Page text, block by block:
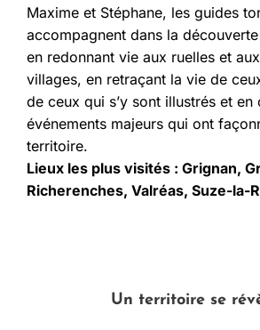
Maxime et Stéphane, les guides
accompagnent dans la
en redonnant vie aux ruelles et
villages, en retraçant la vie de
de ceux qui s’y sont illustrés et en
événements majeurs qui ont
territoire.
Lieux les plus visités : Grignan,
Richerenches, Valréas, Suze-la-
Un territoire se